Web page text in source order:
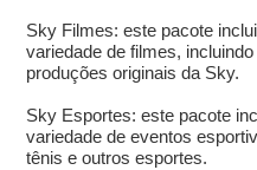
Sky Filmes: este pacote
variedade de filmes,
produções originais da Sky.
Sky Esportes: este pacote
variedade de eventos
tênis e outros esportes.